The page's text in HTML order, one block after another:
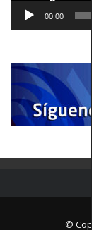
00:00
©